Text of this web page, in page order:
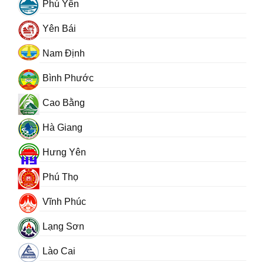
Phú Yên
Yên Bái
Nam Định
Bình Phước
Cao Bằng
Hà Giang
Hưng Yên
Phú Thọ
Vĩnh Phúc
Lạng Sơn
Lào Cai